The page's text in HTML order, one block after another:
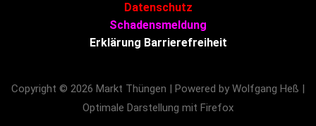
Datenschutz
Schadensmeldung
Erklärung Barrierefreiheit
Copyright © 2026 Markt Thüngen | Powered by Wolfgang Heß |
Optimale Darstellung mit Firefox